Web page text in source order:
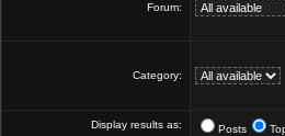
Forum:
Category:
Display results as: Posts